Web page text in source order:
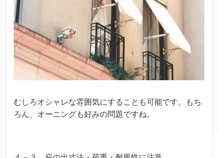
むしろオシャレな雰囲気にすることも可能です。もち
ろん、オーニングも好みの問題ですね。